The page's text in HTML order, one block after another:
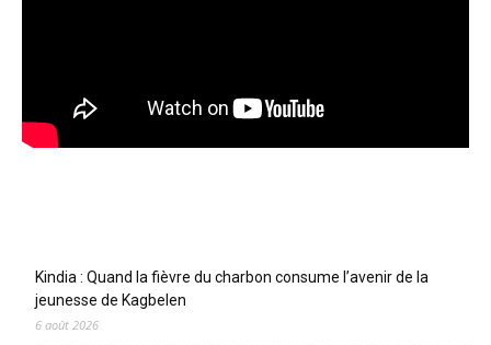
Kindia : Quand la fièvre du charbon consume l’avenir de la
jeunesse de Kagbelen
6 août 2026